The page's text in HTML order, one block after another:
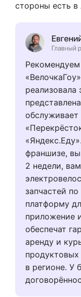
стороны есть
реализовала
обслуживает
франшизе, вы
2 недели,
запчастей
платформу
приложение
обеспечат
аренду и
в регионе. У